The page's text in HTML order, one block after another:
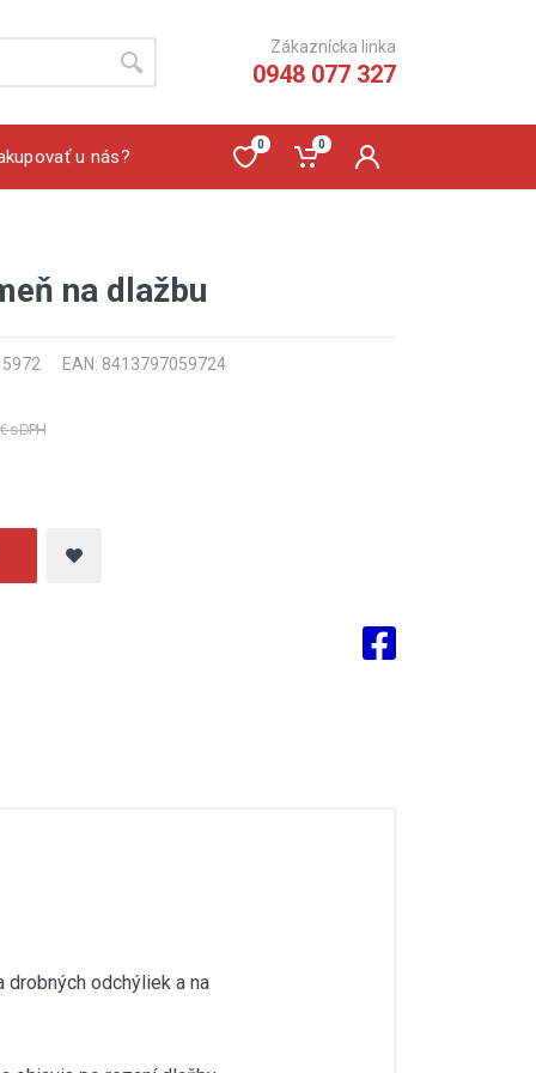
Zákaznícka linka
0948 077 327
u nás?
0 0
na dlažbu
5972 EAN: 8413797059724
s DPH
odchýliek a na